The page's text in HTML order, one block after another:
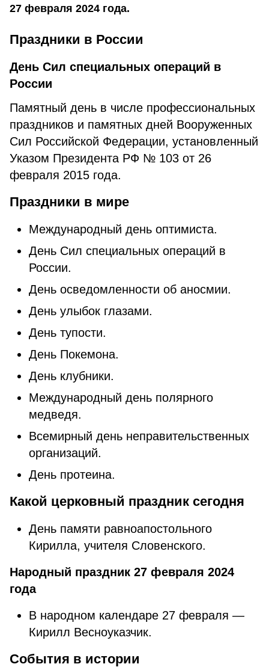
27 февраля 2024 года.
Праздники в России
День Сил специальных операций в
России
Памятный день в числе профессиональных
праздников и памятных дней Вооруженных
Сил Российской Федерации, установленный
Указом Президента РФ № 103 от 26
февраля 2015 года.
Праздники в мире
Международный день оптимиста.
День Сил специальных операций в
России.
День осведомленности об аносмии.
День улыбок глазами.
День тупости.
День Покемона.
День клубники.
Международный день полярного
медведя.
Всемирный день неправительственных
организаций.
День протеина.
Какой церковный праздник сегодня
День памяти равноапостольного
Кирилла, учителя Словенского.
Народный праздник 27 февраля 2024
года
В народном календаре 27 февраля —
Кирилл Весноуказчик.
События в истории